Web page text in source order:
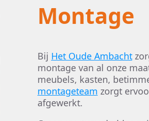
Montage
Bij Het Oude Ambacht
montage van al onze
meubels, kasten,
montageteam zorgt
afgewerkt.